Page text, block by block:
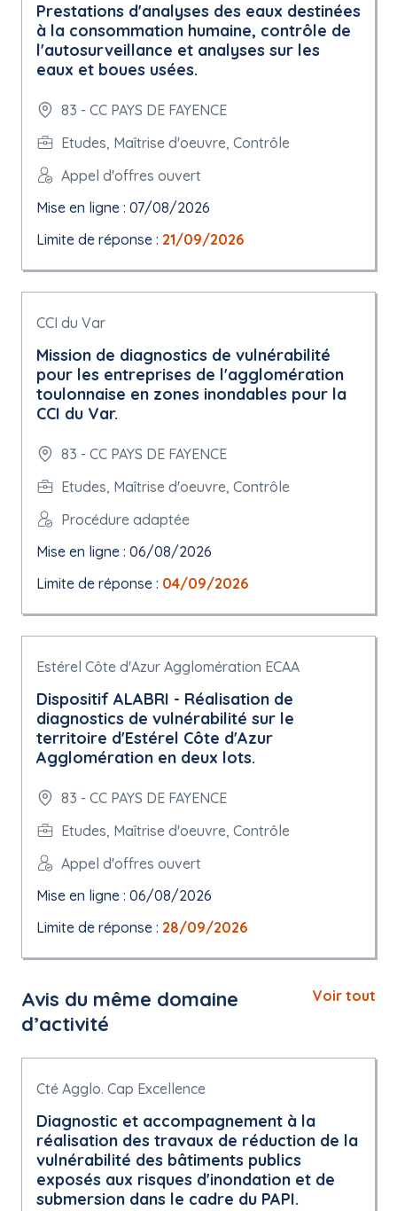
Prestations d'analyses des eaux destinées
à la consommation humaine, contrôle de
l'autosurveillance et analyses sur les
eaux et boues usées.
83 - CC PAYS DE FAYENCE
Etudes, Maîtrise d'oeuvre, Contrôle
Appel d'offres ouvert
Mise en ligne : 07/08/2026
Limite de réponse : 21/09/2026
CCI du Var
Mission de diagnostics de vulnérabilité
pour les entreprises de l'agglomération
toulonnaise en zones inondables pour la
CCI du Var.
83 - CC PAYS DE FAYENCE
Etudes, Maîtrise d'oeuvre, Contrôle
Procédure adaptée
Mise en ligne : 06/08/2026
Limite de réponse : 04/09/2026
Estérel Côte d'Azur Agglomération ECAA
Dispositif ALABRI - Réalisation de
diagnostics de vulnérabilité sur le
territoire d'Estérel Côte d'Azur
Agglomération en deux lots.
83 - CC PAYS DE FAYENCE
Etudes, Maîtrise d'oeuvre, Contrôle
Appel d'offres ouvert
Mise en ligne : 06/08/2026
Limite de réponse : 28/09/2026
Avis du même domaine
d’activité
Voir tout
Cté Agglo. Cap Excellence
Diagnostic et accompagnement à la
réalisation des travaux de réduction de la
vulnérabilité des bâtiments publics
exposés aux risques d'inondation et de
submersion dans le cadre du PAPI.